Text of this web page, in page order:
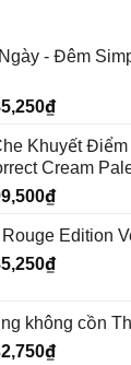
- Đêm
₫Giá
tại
là:
185,250₫.
Khuyết
Cream
₫Giá
tại
là:
Edition
₫Giá
là:
185,250₫.
không cồn
₫Giá